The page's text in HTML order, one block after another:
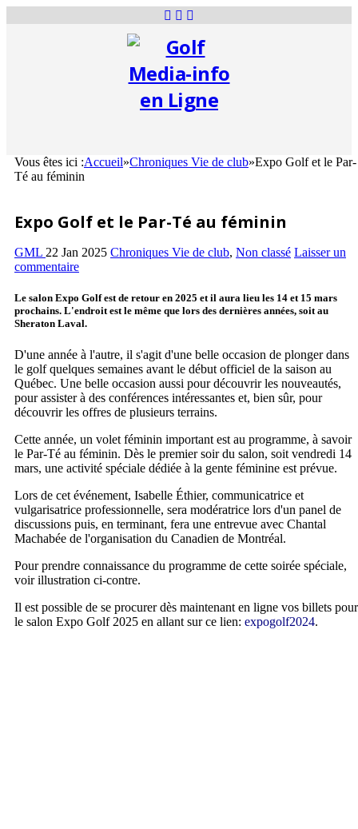
Vous êtes ici :Accueil»Chroniques Vie de club»Expo Golf et le Par-
Té au féminin
Expo Golf et le Par-Té au féminin
GML 22 Jan 2025 Chroniques Vie de club, Non classé Laisser un
commentaire
Le salon Expo Golf est de retour en 2025 et il aura lieu les 14 et 15 mars
prochains. L'endroit est le même que lors des dernières années, soit au
Sheraton Laval.
D'une année à l'autre, il s'agit d'une belle occasion de plonger dans
le golf quelques semaines avant le début officiel de la saison au
Québec. Une belle occasion aussi pour découvrir les nouveautés,
pour assister à des conférences intéressantes et, bien sûr, pour
découvrir les offres de plusieurs terrains.
Cette année, un volet féminin important est au programme, à savoir
le Par-Té au féminin. Dès le premier soir du salon, soit vendredi 14
mars, une activité spéciale dédiée à la gente féminine est prévue.
Lors de cet événement, Isabelle Éthier, communicatrice et
vulgarisatrice professionnelle, sera modératrice lors d'un panel de
discussions puis, en terminant, fera une entrevue avec Chantal
Machabée de l'organisation du Canadien de Montréal.
Pour prendre connaissance du programme de cette soirée spéciale,
voir illustration ci-contre.
Il est possible de se procurer dès maintenant en ligne vos billets pour
le salon Expo Golf 2025 en allant sur ce lien: expogolf2024.